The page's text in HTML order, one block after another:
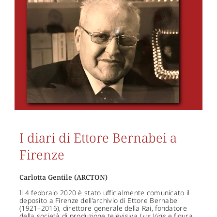
I diari di Ettore Bernabei a
Firenze
Carlotta Gentile (ARCTON)
Il 4 febbraio 2020 è stato ufficialmente comunicato il
deposito a Firenze dell’archivio di Ettore Bernabei
(1921–2016), direttore generale della Rai, fondatore